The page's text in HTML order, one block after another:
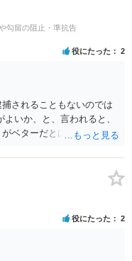
勾留の阻止・準抗告
役にたった 2
されることもないのでは
いか、と、言われると、
ベターだとは思います。
されるかどうかもわかり
日処理となるのではない
役にたった 2